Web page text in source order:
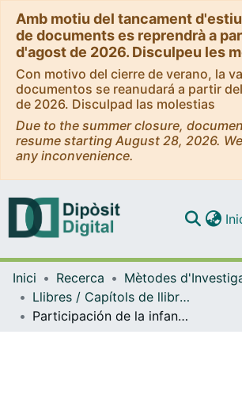
Amb motiu del tancament
de documents es reprendrà a
d'agost de 2026. Disculpeu les
Con motivo del cierre de verano, la
documentos se reanudará a partir
de 2026. Disculpad las molestias
Due to the summer closure,
resume starting August 28, 2026.
any inconvenience.
Navega per
Inici Recerca
Llibres / Capítols de llibre (Mètodes d'Investigació i Diagnòstic en Educació)
Participación de la infancia. Oportunidades para avanzar como comunidad